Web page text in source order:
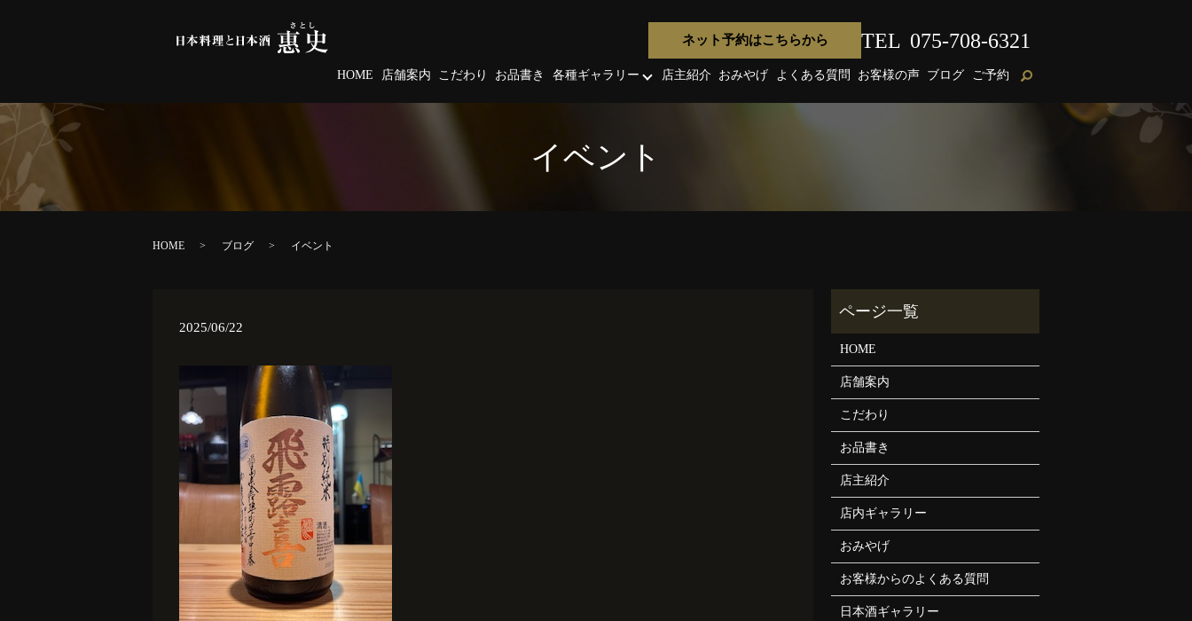
HOME 店舗案内 こだわり お品書き 各種ギャラリー 店主紹介 おみやげ よくある質問 お客様の声 ブログ ご予約
ネット予約はこちらから TEL 075-708-6321
イベント
HOME ブログ イベント
2025/06/22
HOME
店舗案内
こだわり
お品書き
店主紹介
店内ギャラリー
おみやげ
お客様からのよくある質問
日本酒ギャラリー